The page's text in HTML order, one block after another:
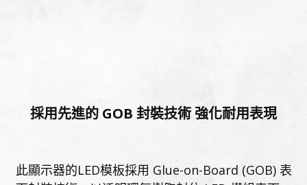
採用先進的 GOB 封裝技術 強化耐用表現
此顯示器的LED模板採用 Glue-on-Board (GOB) 表